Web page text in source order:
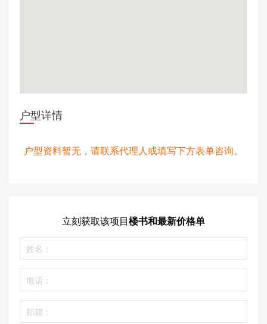
户型详情
户型资料暂无，请联系代理人或填写下方表单咨询。
立刻获取该项目楼书和最新价格单